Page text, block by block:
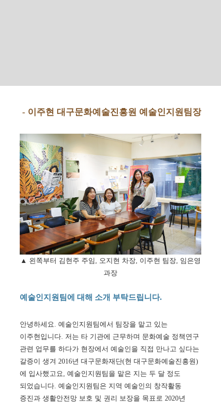
- 이주현 대구문화예술진흥원 예술인지원팀장
▲ 왼쪽부터 김현주 주임, 오지현 차장, 이주현 팀장, 임은영
과장
예술인지원팀에 대해 소개 부탁드립니다.
안녕하세요. 예술인지원팀에서 팀장을 맡고 있는
이주현입니다. 저는 타 기관에 근무하며 문화예술 정책연구
관련 업무를 하다가 현장에서 예술인을 직접 만나고 싶다는
갈증이 생겨 2016년 대구문화재단(현 대구문화예술진흥원)
에 입사했고요, 예술인지원팀을 맡은 지는 두 달 정도
되었습니다. 예술인지원팀은 지역 예술인의 창작활동
증진과 생활안전망 보호 및 권리 보장을 목표로 2020년